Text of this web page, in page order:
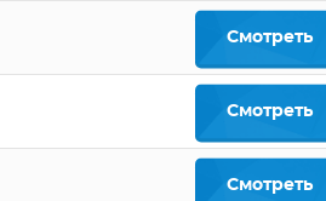
Смотреть
Смотреть
Смотреть